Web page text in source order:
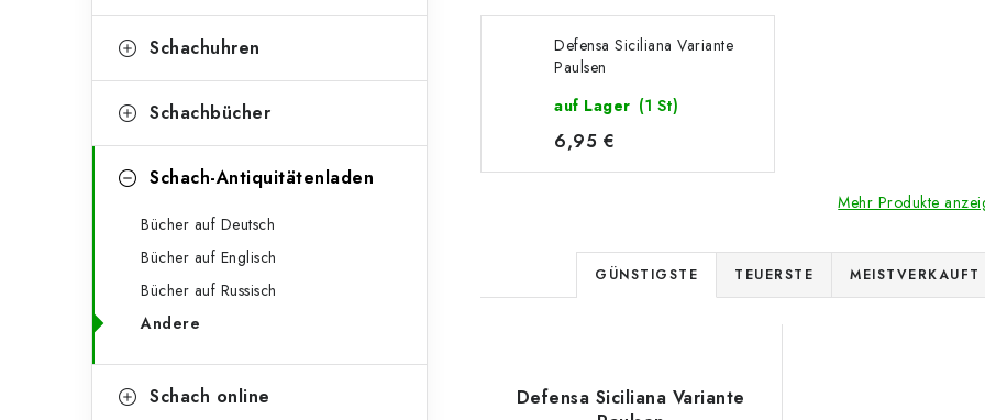
l
e
s
i
Schachuhren
Schachbücher
Schach-Antiquitätenladen
Bücher auf Deutsch
Bücher auf Englisch
Bücher auf Russisch
Andere
Schach online
Defensa Siciliana Variante
Paulsen
auf Lager (1 St)
6,95 €
Mehr Produkte
r
d
GÜNSTIGSTE TEUERSTE MEISTVERKAUFT
Defensa Siciliana Variante